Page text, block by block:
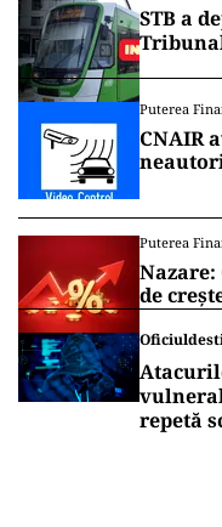
STB a
Puterea
CNAIR
Puterea
de
repetă